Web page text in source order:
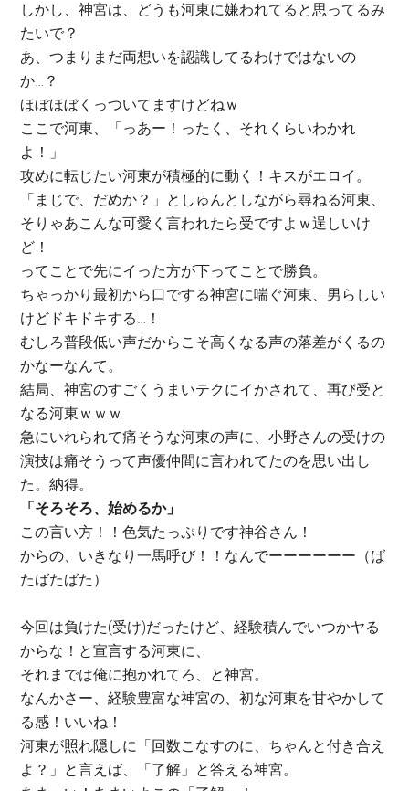
しかし、神宮は、どうも河東に嫌われてると思ってるみ
たいで？
あ、つまりまだ両想いを認識してるわけではないの
か…？
ほぼほぼくっついてますけどねｗ
ここで河東、「っあー！ったく、それくらいわかれ
よ！」
攻めに転じたい河東が積極的に動く！キスがエロイ。
「まじで、だめか？」としゅんとしながら尋ねる河東、
そりゃあこんな可愛く言われたら受ですよｗ逞しいけ
ど！
ってことで先にイった方が下ってことで勝負。
ちゃっかり最初から口でする神宮に喘ぐ河東、男らしい
けどドキドキする…！
むしろ普段低い声だからこそ高くなる声の落差がくるの
かなーなんて。
結局、神宮のすごくうまいテクにイかされて、再び受と
なる河東ｗｗｗ
急にいれられて痛そうな河東の声に、小野さんの受けの
演技は痛そうって声優仲間に言われてたのを思い出し
た。納得。
「そろそろ、始めるか」
この言い方！！色気たっぷりです神谷さん！
からの、いきなり一馬呼び！！なんでーーーーーー（ば
たばたばた）
今回は負けた(受け)だったけど、経験積んでいつかヤる
からな！と宣言する河東に、
それまでは俺に抱かれてろ、と神宮。
なんかさー、経験豊富な神宮の、初な河東を甘やかして
る感！いいね！
河東が照れ隠しに「回数こなすのに、ちゃんと付き合え
よ？」と言えば、「了解」と答える神宮。